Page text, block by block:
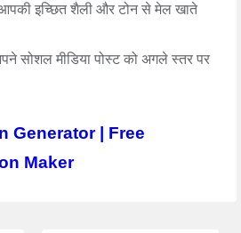
इच्छित शैली और टोन से मेल खाते
सोशल मीडिया पोस्ट को अगले स्तर पर
Generator | Free
Maker